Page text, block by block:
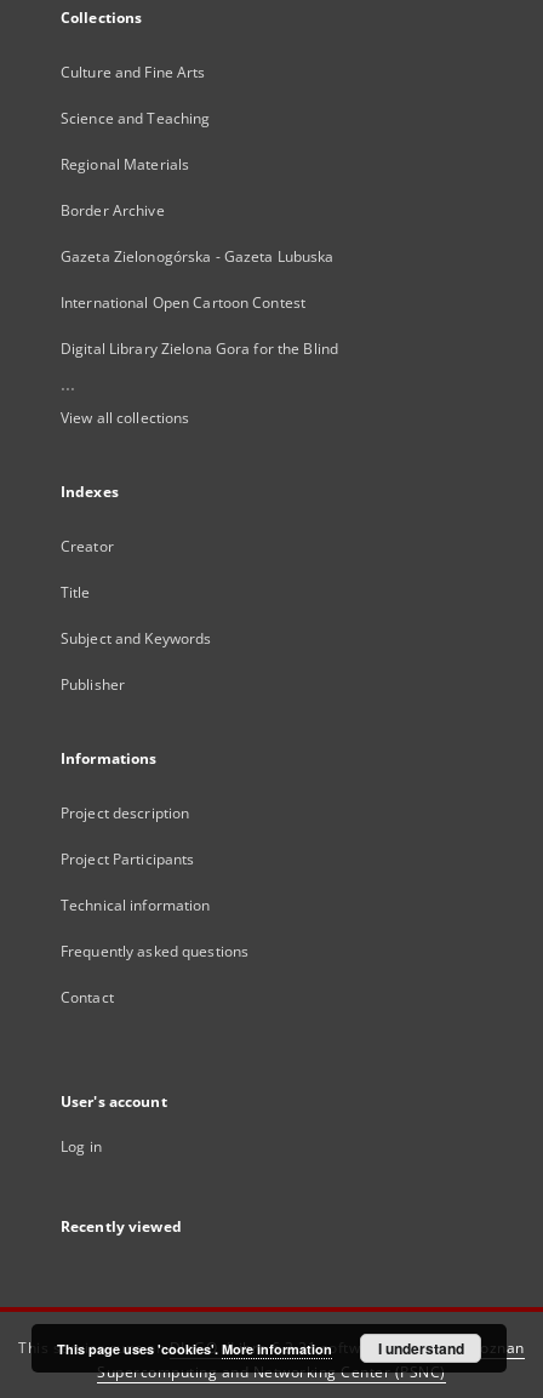
Collections
Culture and Fine Arts
Science and Teaching
Regional Materials
Border Archive
Gazeta Zielonogórska - Gazeta Lubuska
International Open Cartoon Contest
Digital Library Zielona Gora for the Blind
...
View all collections
Indexes
Creator
Title
Subject and Keywords
Publisher
Informations
Project description
Project Participants
Technical information
Frequently asked questions
Contact
User's account
Log in
Recently viewed
This service runs onDInGO dLibra 6.3.21software created by
Poznan
Supercomputing and Networking Center (PSNC)
This page uses 'cookies'. More information I understand